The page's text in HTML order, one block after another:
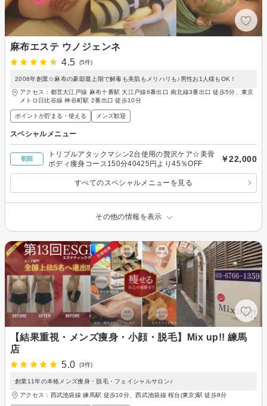
麻布エステ ウノジェンネ
4.5
(5件)
2008年創業☆麻布の豪邸最上階で解毒も美肌もメリハリも♪男性お1人様もOK！
アクセス：都営大江戸線 麻布十番駅 大江戸線6番出口 南北線3番出口 徒歩5分、東京
メトロ日比谷線 神谷町駅 2番出口 徒歩10分
ポイントが貯まる・使える メンズ歓迎
スペシャルメニュー
初回
トリプルアタックマシン2台使用の贅沢ケア☆美骨
ボディ痩身コース150分40425円より45％OFF
￥22,000
すべてのスペシャルメニューを見る
その他の情報を表示
【結果重視・メンズ痩身・小顔・脱毛】Mix up!! 練馬
店
5.0
(3件)
創業11年の本格メンズ痩身・脱毛・フェイシャルサロン♪
アクセス：西武池袋線 練馬駅 徒歩10分、西武池袋線 桜台(東京)駅 徒歩8分